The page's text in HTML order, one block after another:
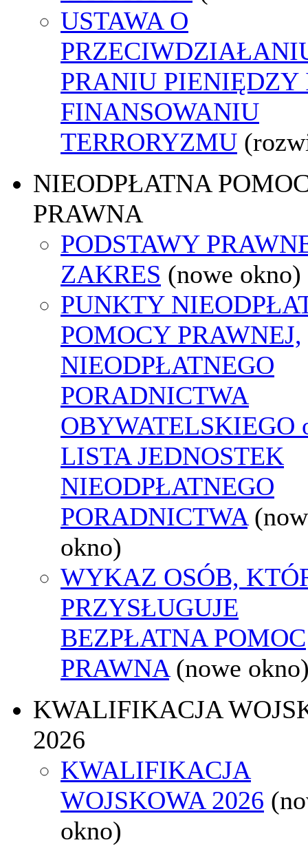
USTAWA O
PRANIU PIENIĘDZY
FINANSOWANIU
TERRORYZMU
NIEODPŁATNA
PRAWNA
PODSTAWY
ZAKRES (nowe okno)
PUNKTY
POMOCY PRAWNEJ,
NIEODPŁATNEGO
PORADNICTWA
OBYWATELSKIEGO
LISTA JEDNOSTEK
NIEODPŁATNEGO
PORADNICTWA
okno)
WYKAZ OSÓB,
PRZYSŁUGUJE
BEZPŁATNA POMOC
PRAWNA (nowe
KWALIFIKACJA
2026
KWALIFIKACJA
WOJSKOWA 2026
okno)